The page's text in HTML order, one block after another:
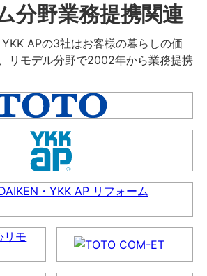
分野業務提携関連
APの3社はお客様の暮らしの価
リモデル分野で2002年から業務提携